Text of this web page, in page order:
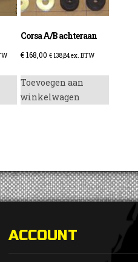
Corsa A/B achteraan
€168,00 €138,84ex. BTW
Toevoegen aan
winkelwagen
ACCOUNT